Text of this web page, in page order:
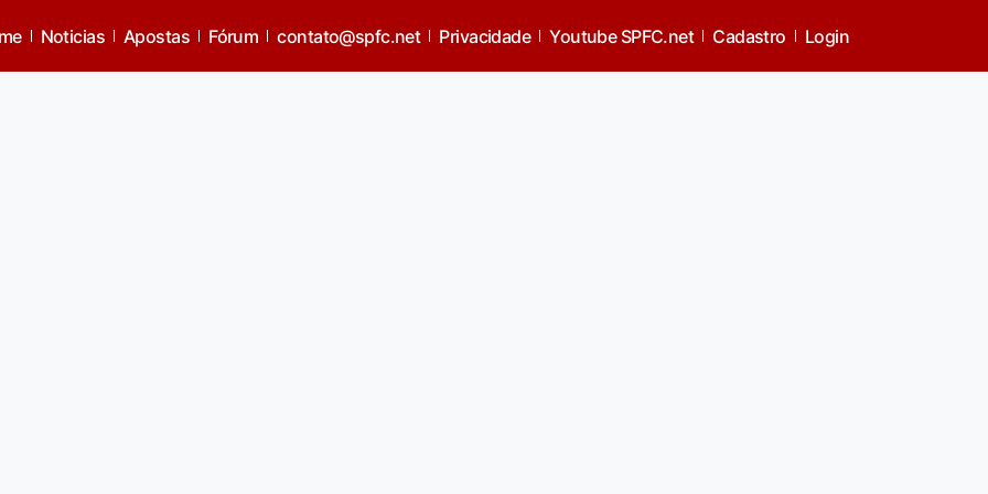
Noticias Apostas Fórum contato@spfc.net Privacidade Youtube SPFC.net Cadastro Login